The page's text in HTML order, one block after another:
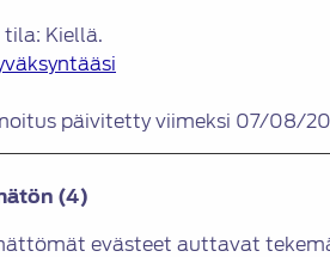
tila: Kiellä.
päivitetty viimeksi 07/08/
(4)
evästeet auttavat